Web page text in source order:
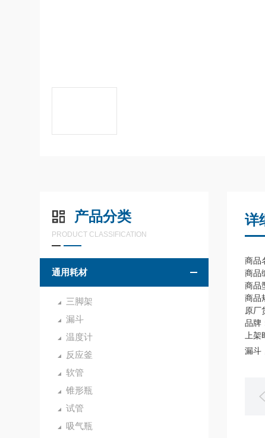
产品分类
PRODUCT CLASSIFICATION
通用耗材
三脚架
漏斗
温度计
反应釜
软管
锥形瓶
试管
吸气瓶
详
商品
商品
商品
商品
原厂
品牌
上
漏斗